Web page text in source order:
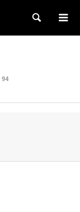
Search
94